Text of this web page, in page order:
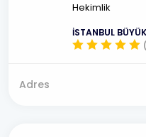
Hekimlik
İSTANBUL
Adres